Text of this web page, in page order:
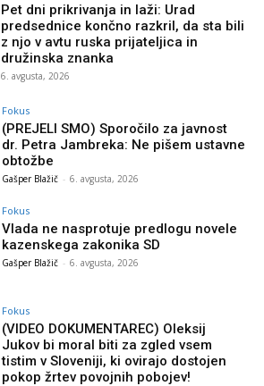
Pet dni prikrivanja in laži: Urad
predsednice končno razkril, da sta bili
z njo v avtu ruska prijateljica in
družinska znanka
6. avgusta, 2026
Fokus
(PREJELI SMO) Sporočilo za javnost
dr. Petra Jambreka: Ne pišem ustavne
obtožbe
Gašper Blažič - 6. avgusta, 2026
Fokus
Vlada ne nasprotuje predlogu novele
kazenskega zakonika SD
Gašper Blažič - 6. avgusta, 2026
Fokus
(VIDEO DOKUMENTAREC) Oleksij
Jukov bi moral biti za zgled vsem
tistim v Sloveniji, ki ovirajo dostojen
pokop žrtev povojnih pobojev!